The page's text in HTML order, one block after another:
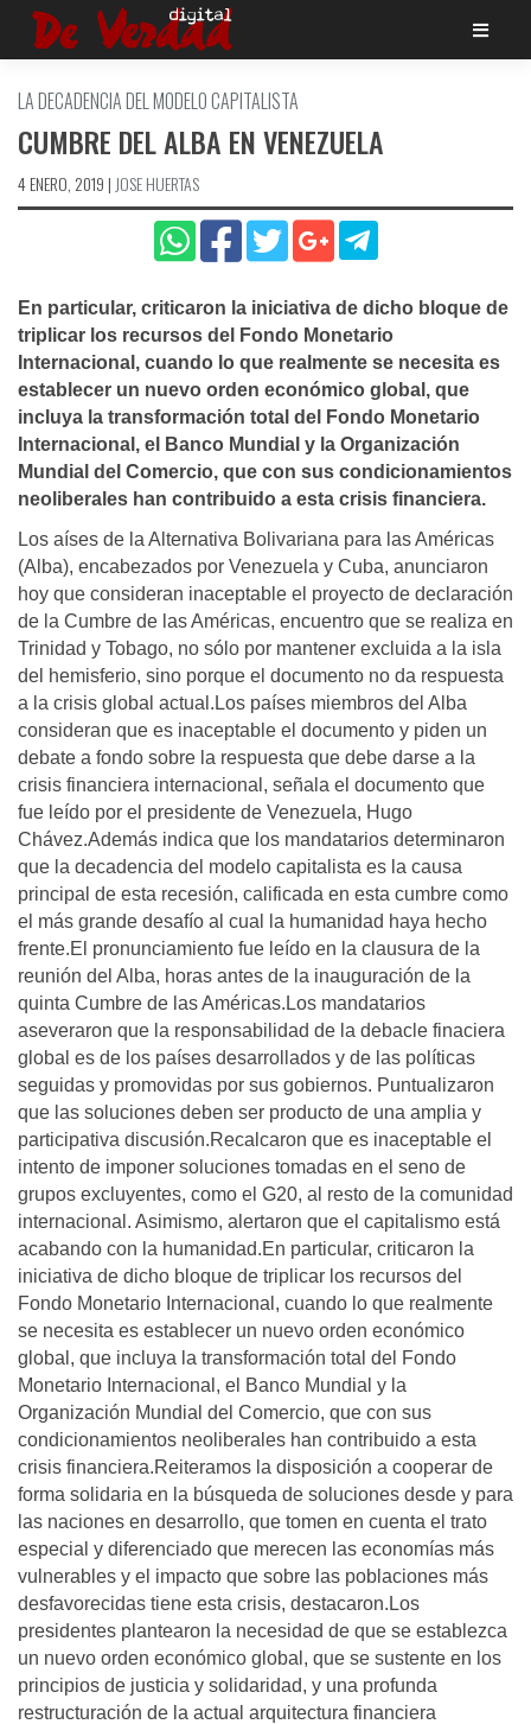
Saltar
LA DECADENCIA DEL MODELO CAPITALISTA
CUMBRE DEL ALBA EN VENEZUELA
4 ENERO, 2019 | JOSE HUERTAS
En particular, criticaron la iniciativa de dicho bloque de
triplicar los recursos del Fondo Monetario
Internacional, cuando lo que realmente se necesita es
establecer un nuevo orden económico global, que
incluya la transformación total del Fondo Monetario
Internacional, el Banco Mundial y la Organización
Mundial del Comercio, que con sus condicionamientos
neoliberales han contribuido a esta crisis financiera.
Los aí­ses de la Alternativa Bolivariana para las Américas
(Alba), encabezados por Venezuela y Cuba, anunciaron
hoy que consideran inaceptable el proyecto de declaración
de la Cumbre de las Américas, encuentro que se realiza en
Trinidad y Tobago, no sólo por mantener excluida a la isla
del hemisferio, sino porque el documento no da respuesta
a la crisis global actual.Los paí­ses miembros del Alba
consideran que es inaceptable el documento y piden un
debate a fondo sobre la respuesta que debe darse a la
crisis financiera internacional, señala el documento que
fue leí­do por el presidente de Venezuela, Hugo
Chávez.Además indica que los mandatarios determinaron
que la decadencia del modelo capitalista es la causa
principal de esta recesión, calificada en esta cumbre como
el más grande desafí­o al cual la humanidad haya hecho
frente.El pronunciamiento fue leí­do en la clausura de la
reunión del Alba, horas antes de la inauguración de la
quinta Cumbre de las Américas.Los mandatarios
aseveraron que la responsabilidad de la debacle finaciera
global es de los paí­ses desarrollados y de las polí­ticas
seguidas y promovidas por sus gobiernos. Puntualizaron
que las soluciones deben ser producto de una amplia y
participativa discusión.Recalcaron que es inaceptable el
intento de imponer soluciones tomadas en el seno de
grupos excluyentes, como el G20, al resto de la comunidad
internacional. Asimismo, alertaron que el capitalismo está
acabando con la humanidad.En particular, criticaron la
iniciativa de dicho bloque de triplicar los recursos del
Fondo Monetario Internacional, cuando lo que realmente
se necesita es establecer un nuevo orden económico
global, que incluya la transformación total del Fondo
Monetario Internacional, el Banco Mundial y la
Organización Mundial del Comercio, que con sus
condicionamientos neoliberales han contribuido a esta
crisis financiera.Reiteramos la disposición a cooperar de
forma solidaria en la búsqueda de soluciones desde y para
las naciones en desarrollo, que tomen en cuenta el trato
especial y diferenciado que merecen las economí­as más
vulnerables y el impacto que sobre las poblaciones más
desfavorecidas tiene esta crisis, destacaron.Los
presidentes plantearon la necesidad de que se establezca
un nuevo orden económico global, que se sustente en los
principios de justicia y solidaridad, y una profunda
restructuración de la actual arquitectura financiera